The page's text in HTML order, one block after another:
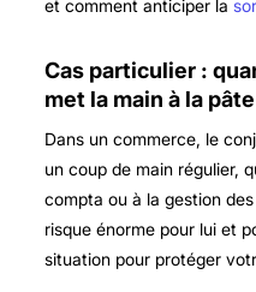
et comment anticiper la
Cas particulier :
met la main à la pâte
Dans un commerce, le
un coup de main régulier,
compta ou à la gestion
risque énorme pour lui et
situation pour protéger